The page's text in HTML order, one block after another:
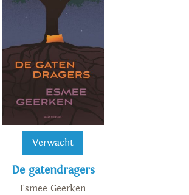
Verwacht
De gatendragers
Esmee Geerken